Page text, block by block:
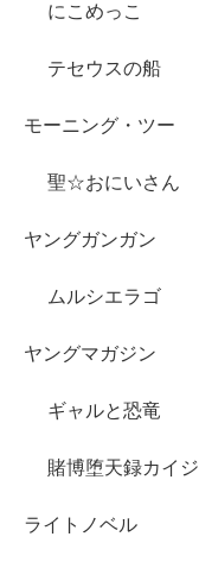
にこめっこ
テセウスの船
モーニング・ツー
聖☆おにいさん
ヤングガンガン
ムルシエラゴ
ヤングマガジン
ギャルと恐竜
賭博堕天録カイジ
ライトノベル